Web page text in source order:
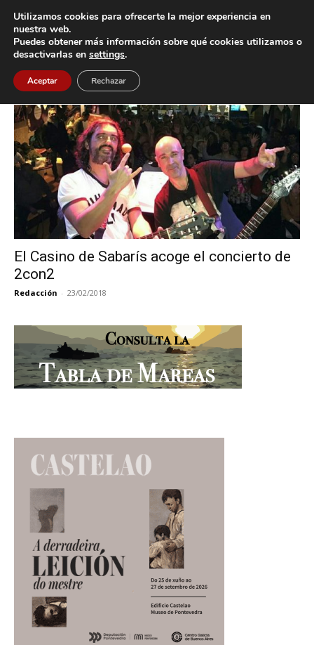
Inicio Etiquetas 2con2
Etiqueta: 2con2
El Casino de Sabarís acoge el concierto de
2con2
Redacción - 23/02/2018
Utilizamos cookies para ofrecerte la mejor experiencia en
nuestra web.
Puedes obtener más información sobre qué cookies utilizamos o
desactivarlas en settings.
Aceptar Rechazar